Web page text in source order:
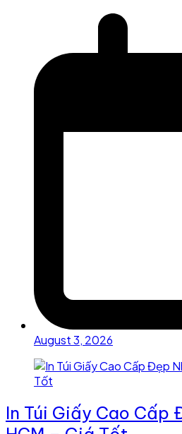
August 3, 2026
In Túi Giấy Cao Cấp